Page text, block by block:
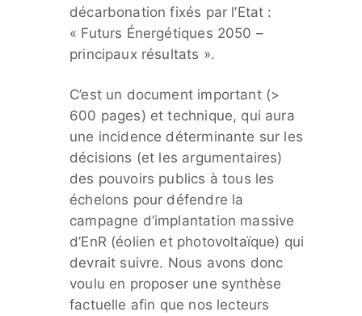
décarbonation fixés par l’Etat :
« Futurs Énergétiques 2050 –
principaux résultats ».
C’est un document important (>
600 pages) et technique, qui aura
une incidence déterminante sur les
décisions (et les argumentaires)
des pouvoirs publics à tous les
échelons pour défendre la
campagne d’implantation massive
d’EnR (éolien et photovoltaïque) qui
devrait suivre. Nous avons donc
voulu en proposer une synthèse
factuelle afin que nos lecteurs